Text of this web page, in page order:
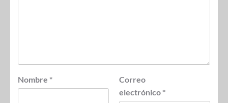
Nombre *
Correo
electrónico *